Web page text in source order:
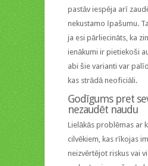
pastāv iespēja arī
nekustamo īpašumu.
ja esi pārliecināts, ka
ienākumi ir pietiekoši
abi šie varianti var
kas strādā neoficiāli.
Godīgums pret
nezaudēt naudu
Lielākās problēmas ar
cilvēkiem, kas rīkojas
neizvērtējot riskus vai